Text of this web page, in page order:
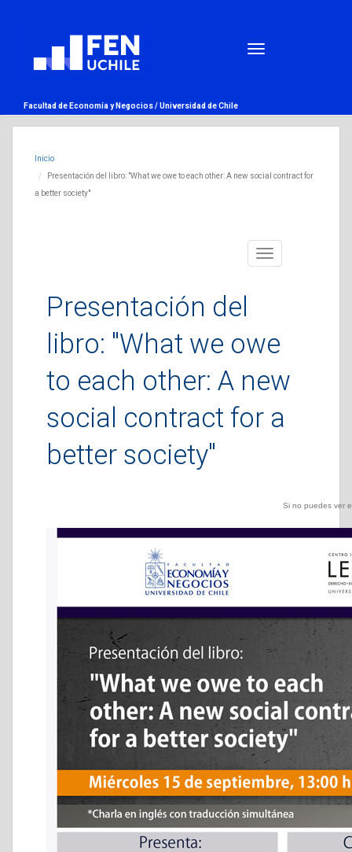
Facultad de Economía y Negocios /Universidad de Chile
Inicio
Presentación del libro: "What we owe to each other: A new social contract for
a better society"
Toggle
Presentación del
libro: "What we owe
to each other: A new
social contract for a
better society"
Si no puedes ver